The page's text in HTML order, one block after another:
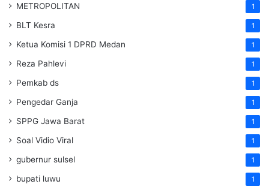
METROPOLITAN 1
BLT Kesra 1
Ketua Komisi 1 DPRD Medan 1
Reza Pahlevi 1
Pemkab ds 1
Pengedar Ganja 1
SPPG Jawa Barat 1
Soal Vidio Viral 1
gubernur sulsel 1
bupati luwu 1